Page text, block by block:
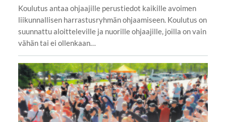
Koulutus antaa ohjaajille perustiedot kaikille avoimen
liikunnallisen harrastusryhmän ohjaamiseen. Koulutus on
suunnattu aloitteleville ja nuorille ohjaajille, joilla on vain
vähän tai ei ollenkaan…